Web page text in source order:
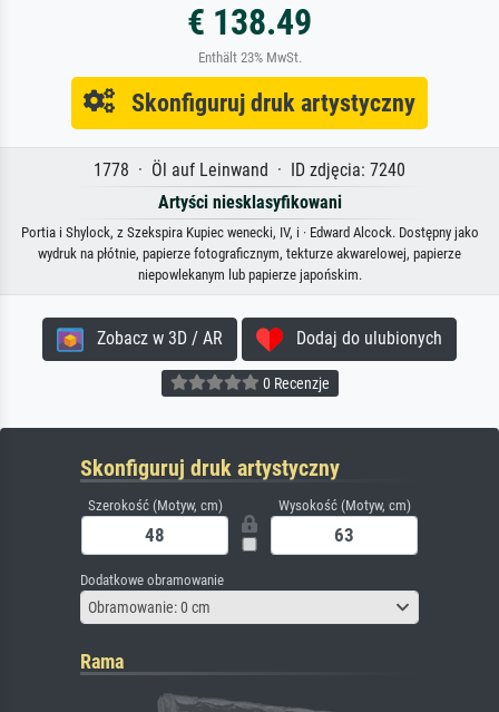
€ 138.49
Enthält 23% MwSt.
Skonfiguruj druk artystyczny
1778 · Öl auf Leinwand · ID zdjęcia: 7240
Artyści niesklasyfikowani
Portia i Shylock, z Szekspira Kupiec wenecki, IV, i · Edward Alcock. Dostępny jako
wydruk na płótnie, papierze fotograficznym, tekturze akwarelowej, papierze
niepowlekanym lub papierze japońskim.
Zobacz w 3D / AR Dodaj do ulubionych
0 Recenzje
Skonfiguruj druk artystyczny
Szerokość (Motyw, cm) Wysokość (Motyw, cm)
Dodatkowe obramowanie
Obramowanie: 0 cm
Rama